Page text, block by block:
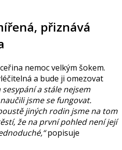
přiznává
nemoc velkým šokem.
a bude ji omezovat
sesypání a stále nejsem
jsme se fungovat.
jiných rodin jsme na tom
že na první pohled není její
popisuje